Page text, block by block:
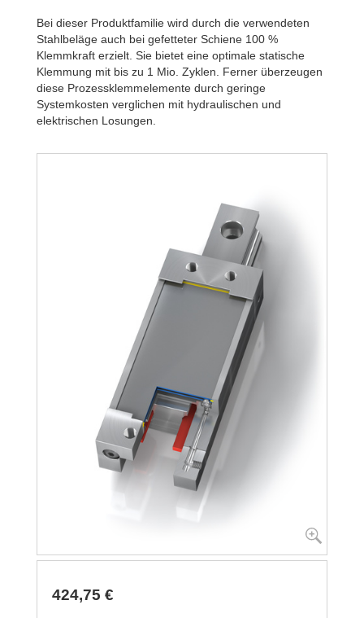
Bei dieser Produktfamilie wird durch die verwendeten
Stahlbeläge auch bei gefetteter Schiene 100 %
Klemmkraft erzielt. Sie bietet eine optimale statische
Klemmung mit bis zu 1 Mio. Zyklen. Ferner überzeugen
diese Prozessklemmelemente durch geringe
Systemkosten verglichen mit hydraulischen und
elektrischen Losungen.
424,75 €